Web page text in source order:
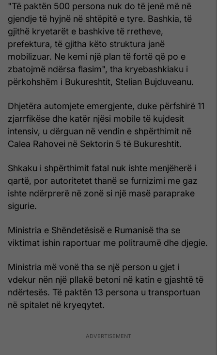
"Të paktën 500 persona nuk do të jenë më në
gjendje të hyjnë në shtëpitë e tyre. Bashkia, të
gjithë kryetarët e bashkive të rretheve,
prefektura, të gjitha këto struktura janë
mobilizuar. Ne kemi një plan të fortë që po e
zbatojmë ndërsa flasim", tha kryebashkiaku i
përkohshëm i Bukureshtit, Stelian Bujduveanu.
Dhjetëra automjete emergjente, duke përfshirë 11
zjarrfikëse dhe katër njësi mobile të kujdesit
intensiv, u dërguan në vendin e shpërthimit në
Calea Rahovei në Sektorin 5 të Bukureshtit.
Shkaku i shpërthimit fatal nuk ishte menjëherë i
qartë, por autoritetet thanë se furnizimi me gaz
ishte ndërprerë në zonë si një masë paraprake
sigurie.
Ministria e Shëndetësisë e Rumanisë tha se
viktimat ishin raportuar me politraumë dhe djegie.
Ministria më vonë tha se një person u gjet i
vdekur nën një pllakë betoni në katin e gjashtë të
ndërtesës. Të paktën 13 persona u transportuan
në spitalet në kryeqytet.